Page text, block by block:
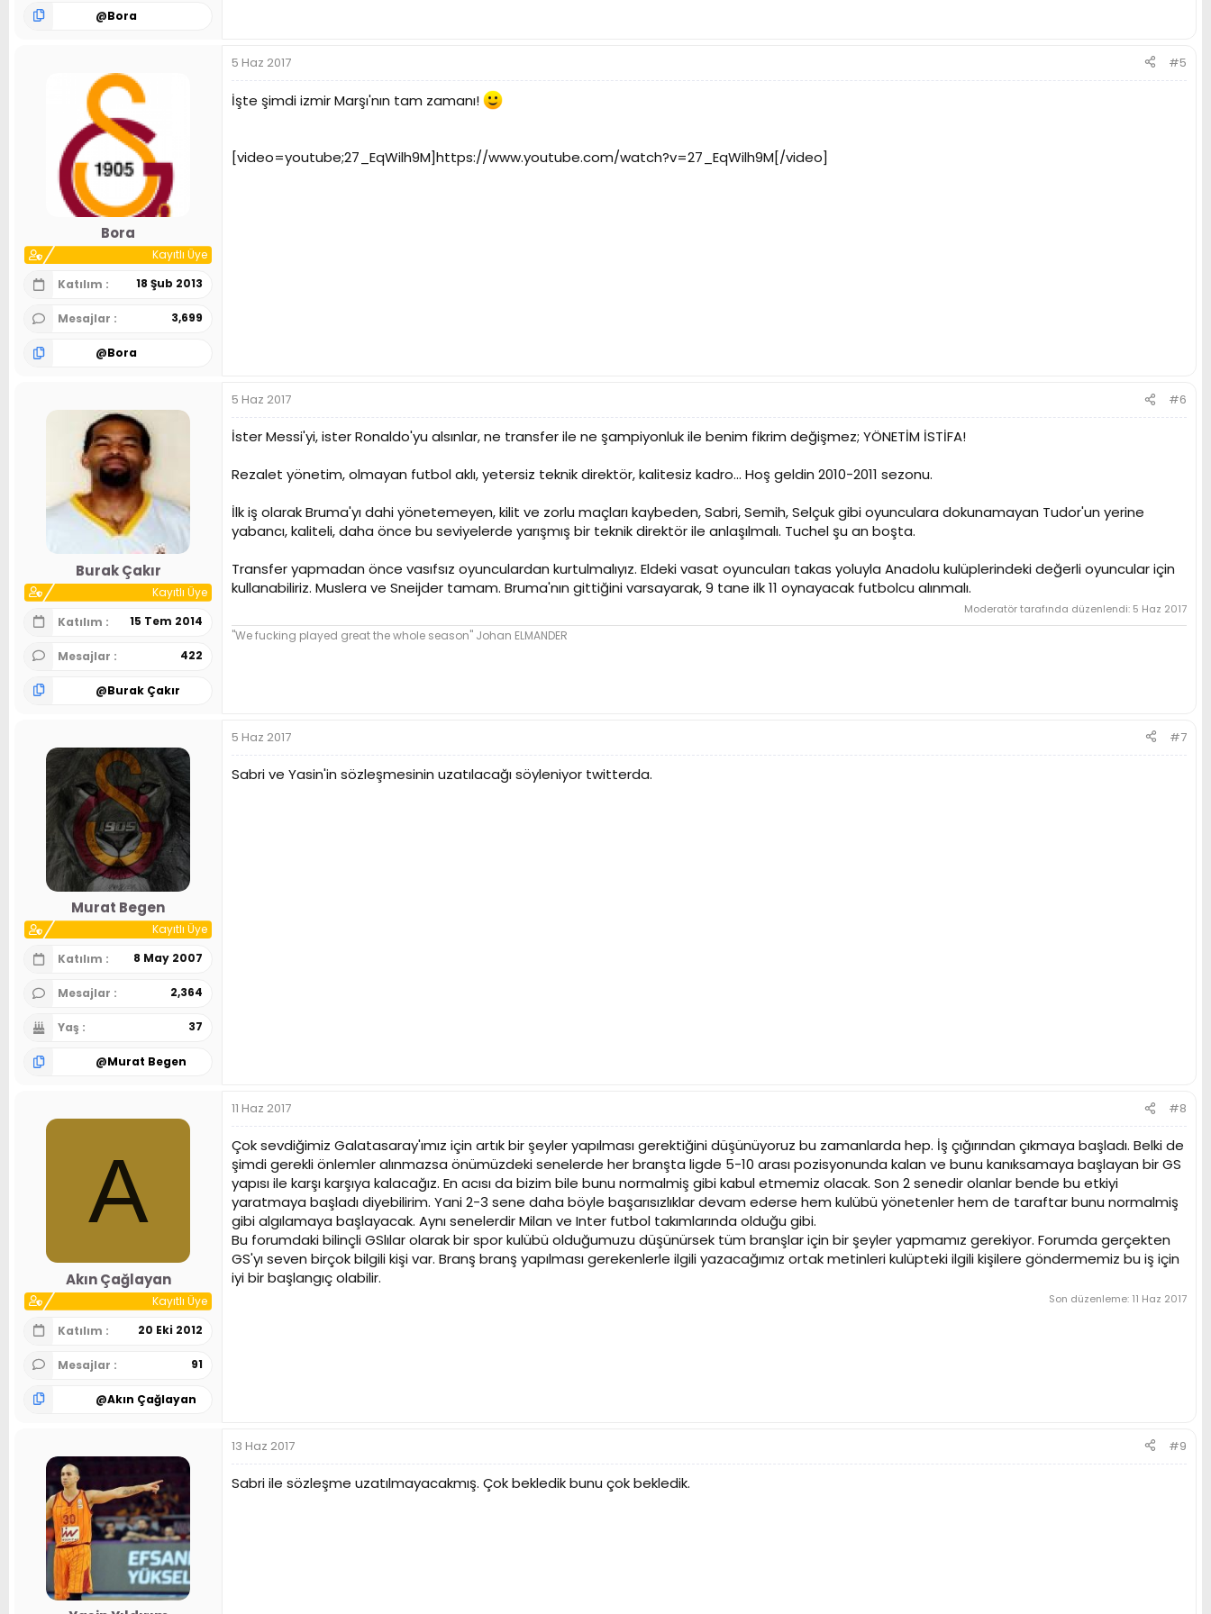
@Bora
Bora
Kayıtlı Üye
Katılım
18 Şub 2013
Mesajlar 3,699
@Bora
5 Haz 2017 #5
İşte şimdi izmir Marşı'nın tam zamanı!
[video=youtube;27_EqWilh9M]https://www.youtube.com/watch?v=27_EqWilh9M[/video]
Burak Çakır
Kayıtlı Üye
Katılım
15 Tem 2014
Mesajlar 422
@Burak Çakır
5 Haz 2017 #6
İster Messi'yi, ister Ronaldo'yu alsınlar, ne transfer ile ne şampiyonluk ile benim fikrim değişmez; YÖNETİM İSTİFA!
Rezalet yönetim, olmayan futbol aklı, yetersiz teknik direktör, kalitesiz kadro... Hoş geldin 2010-2011 sezonu.
İlk iş olarak Bruma'yı dahi yönetemeyen, kilit ve zorlu maçları kaybeden, Sabri, Semih, Selçuk gibi oyunculara dokunamayan Tudor'un yerine
yabancı, kaliteli, daha önce bu seviyelerde yarışmış bir teknik direktör ile anlaşılmalı. Tuchel şu an boşta.
Transfer yapmadan önce vasıfsız oyunculardan kurtulmalıyız. Eldeki vasat oyuncuları takas yoluyla Anadolu kulüplerindeki değerli oyuncular için
kullanabiliriz. Muslera ve Sneijder tamam. Bruma'nın gittiğini varsayarak, 9 tane ilk 11 oynayacak futbolcu alınmalı.
Moderatör tarafında düzenlendi: 5 Haz 2017
"We fucking played great the whole season" Johan ELMANDER
Murat Begen
Kayıtlı Üye
Katılım
8 May 2007
Mesajlar 2,364
Yaş 37
@Murat Begen
5 Haz 2017 #7
Sabri ve Yasin'in sözleşmesinin uzatılacağı söyleniyor twitterda.
A
Akın Çağlayan
Kayıtlı Üye
Katılım
20 Eki 2012
Mesajlar 91
@Akın Çağlayan
11 Haz 2017 #8
Çok sevdiğimiz Galatasaray'ımız için artık bir şeyler yapılması gerektiğini düşünüyoruz bu zamanlarda hep. İş çığırından çıkmaya başladı. Belki de
şimdi gerekli önlemler alınmazsa önümüzdeki senelerde her branşta ligde 5-10 arası pozisyonunda kalan ve bunu kanıksamaya başlayan bir GS
yapısı ile karşı karşıya kalacağız. En acısı da bizim bile bunu normalmiş gibi kabul etmemiz olacak. Son 2 senedir olanlar bende bu etkiyi
yaratmaya başladı diyebilirim. Yani 2-3 sene daha böyle başarısızlıklar devam ederse hem kulübü yönetenler hem de taraftar bunu normalmiş
gibi algılamaya başlayacak. Aynı senelerdir Milan ve Inter futbol takımlarında olduğu gibi.
Bu forumdaki bilinçli GSlılar olarak bir spor kulübü olduğumuzu düşünürsek tüm branşlar için bir şeyler yapmamız gerekiyor. Forumda gerçekten
GS'yı seven birçok bilgili kişi var. Branş branş yapılması gerekenlerle ilgili yazacağımız ortak metinleri kulüpteki ilgili kişilere göndermemiz bu iş için
iyi bir başlangıç olabilir.
Son düzenleme: 11 Haz 2017
13 Haz 2017 #9
Sabri ile sözleşme uzatılmayacakmış. Çok bekledik bunu çok bekledik.